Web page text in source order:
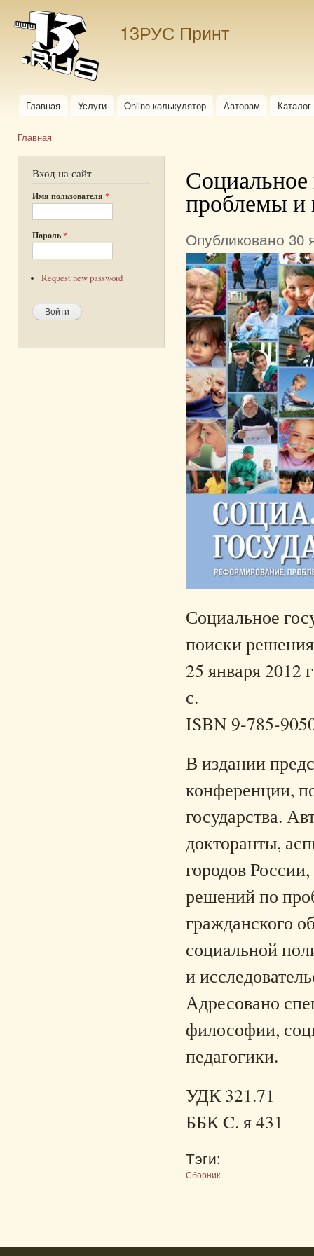
13РУС Принт
Главное меню
Главная Услуги Online-калькулятор Авторам
Главная
Вход на сайт
Имя пользователя *
Пароль*
Request new password
Социальное
проблемы и
Опубликовано 30
Социальное
поиски
25 января
с.
ISBN 9-785-
В издании
конференции,
государства.
докторанты,
городов
решений по
гражданского
социальной
и
Адресовано
философии,
педагогики.
УДК 321.71
ББК C. я 431
Тэги:
Сборник